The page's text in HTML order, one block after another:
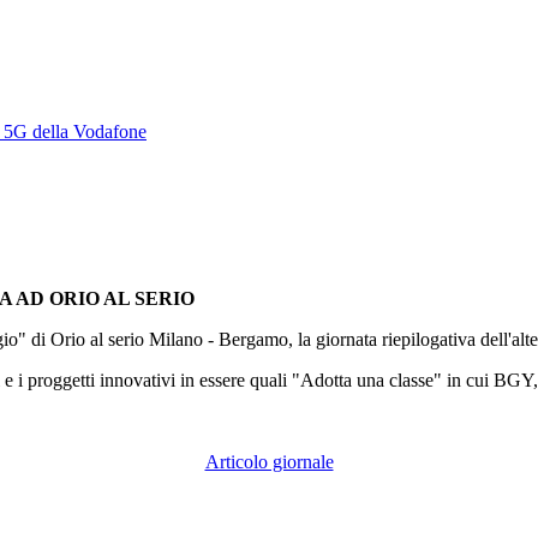
della Vodafone
AD ORIO AL SERIO
di Orio al serio Milano - Bergamo, la giornata riepilogativa
i proggetti innovativi in essere quali "Adotta una classe" in cui
Articolo giornale